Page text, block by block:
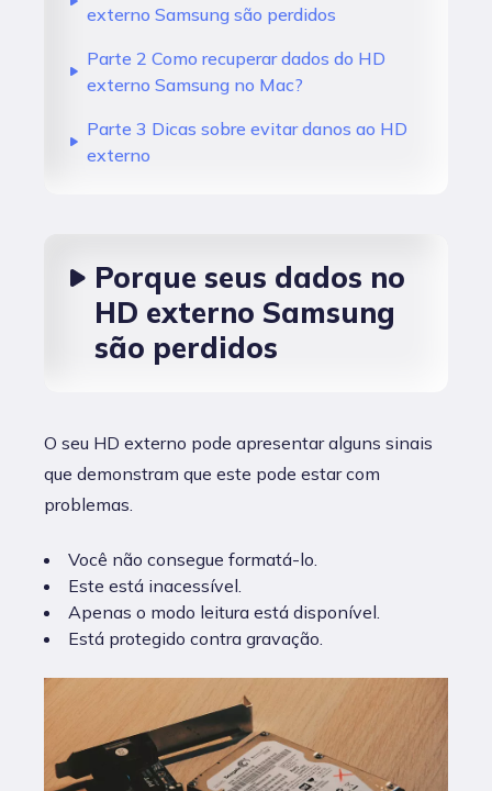
externo Samsung são perdidos
Parte 2 Como recuperar dados do HD
externo Samsung no Mac?
Parte 3 Dicas sobre evitar danos ao HD
externo
Porque seus dados no
HD externo Samsung
são perdidos
O seu HD externo pode apresentar alguns sinais
que demonstram que este pode estar com
problemas.
Você não consegue formatá-lo.
Este está inacessível.
Apenas o modo leitura está disponível.
Está protegido contra gravação.